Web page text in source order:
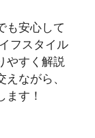
も安心して
フスタイル
やすく解説
ながら、
す！